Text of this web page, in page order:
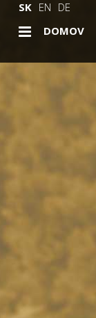
SK EN DE
DOMOV